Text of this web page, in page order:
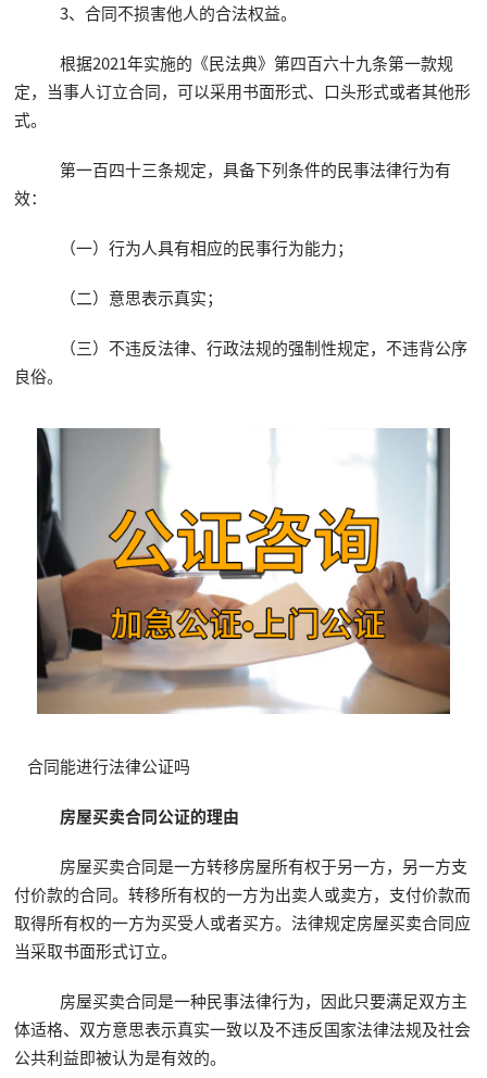
3、合同不损害他人的合法权益。
根据2021年实施的《民法典》第四百六十九条第一款规
定，当事人订立合同，可以采用书面形式、口头形式或者其他形
式。
第一百四十三条规定，具备下列条件的民事法律行为有
效：
（一）行为人具有相应的民事行为能力；
（二）意思表示真实；
（三）不违反法律、行政法规的强制性规定，不违背公序
良俗。
合同能进行法律公证吗
房屋买卖合同公证的理由
房屋买卖合同是一方转移房屋所有权于另一方，另一方支
付价款的合同。转移所有权的一方为出卖人或卖方，支付价款而
取得所有权的一方为买受人或者买方。法律规定房屋买卖合同应
当采取书面形式订立。
房屋买卖合同是一种民事法律行为，因此只要满足双方主
体适格、双方意思表示真实一致以及不违反国家法律法规及社会
公共利益即被认为是有效的。